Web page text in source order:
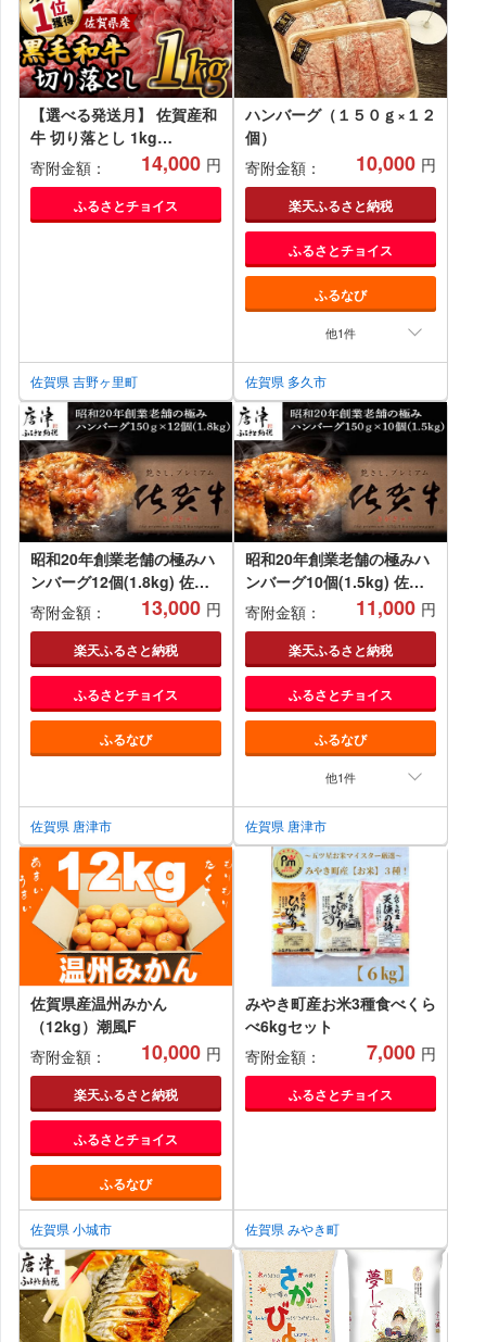
【選べる発送月】 佐賀産和
牛 切り落とし 1kg
(500g×2P) 【レビューキャ
ンペーン開催中！】| 大容量
きりおとし 切り落とし 牛肉
A4 国産 牛肉 黒毛和牛 小分
寄附金額： 14,000 円
ふるさとチョイス
佐賀県 吉野ヶ里町
ハンバーグ（１５０ｇ×１２
個）
寄附金額：
10,000 円
楽天ふるさと納税
ふるさとチョイス
ふるなび
他1件
佐賀県 多久市
昭和20年創業老舗の極みハ
ンバーグ12個(1.8kg) 佐賀
牛 佐賀県産豚肉 お弁当 夕
食 個包装
寄附金額： 13,000 円
楽天ふるさと納税
ふるさとチョイス
ふるなび
佐賀県 唐津市
昭和20年創業老舗の極みハ
ンバーグ10個(1.5kg) 佐賀
牛 佐賀県産豚肉 お弁当 夕
食 個包装
寄附金額： 11,000 円
楽天ふるさと納税
ふるさとチョイス
ふるなび
他1件
佐賀県 唐津市
佐賀県産温州みかん
（12kg）潮風F
寄附金額：
10,000 円
楽天ふるさと納税
ふるさとチョイス
ふるなび
佐賀県 小城市
みやき町産お米3種食べくら
べ6kgセット
寄附金額：
7,000 円
ふるさとチョイス
佐賀県 みやき町